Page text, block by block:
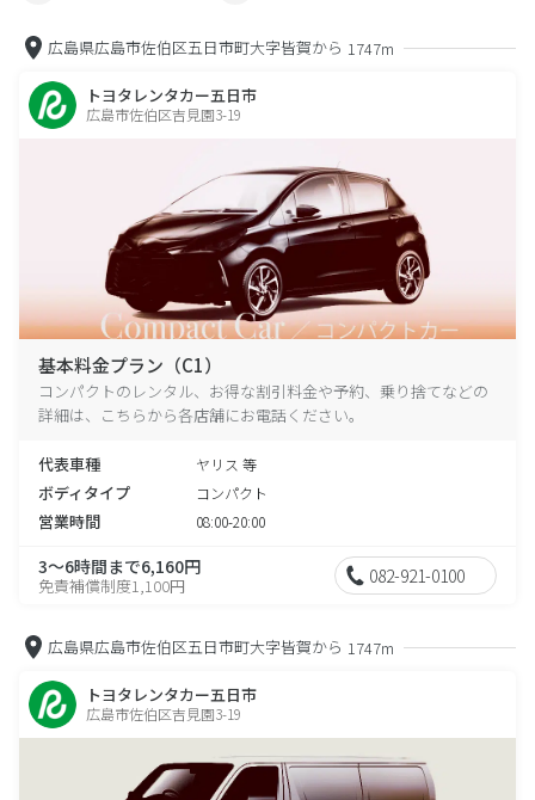
広島県広島市佐伯区五日市町大字皆賀から 1747m
トヨタレンタカー五日市
広島市佐伯区吉見園3-19
基本料金プラン（C1）
コンパクトのレンタル、お得な割引料金や予約、乗り捨てなどの
詳細は、こちらから各店舗にお電話ください。
代表車種 ヤリス 等
ボディタイプ コンパクト
営業時間 08:00-20:00
3～6時間まで6,160円
免責補償制度1,100円 082-921-0100
広島県広島市佐伯区五日市町大字皆賀から 1747m
トヨタレンタカー五日市
広島市佐伯区吉見園3-19